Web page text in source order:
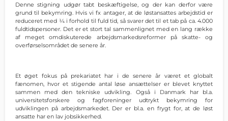
Denne stigning udgør tabt beskæftigelse, og der kan derfor være
grund til bekymring. Hvis vi fx antager, at de løstansattes arbejdstid er
reduceret med ¼ i forhold til fuld tid, så svarer det til et tab på ca. 4.000
fuldtidspersoner. Det er et stort tal sammenlignet med en lang række
af meget omdiskuterede arbejdsmarkedsreformer på skatte- og
overførselsområdet de senere år.
Et øget fokus på prekariatet har i de senere år været et globalt
fænomen, hvor et stigende antal løse ansættelser er blevet knyttet
sammen med den tekniske udvikling. Også i Danmark har bl.a.
universitetsforskere og fagforeninger udtrykt bekymring for
udviklingen på arbejdsmarkedet. Der er bl.a. en frygt for, at de løst
ansatte har en lav jobsikkerhed.